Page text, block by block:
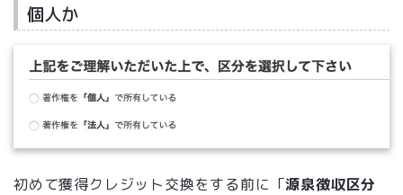
個人か
初めて獲得クレジット交換をする前に「源泉徴収区分